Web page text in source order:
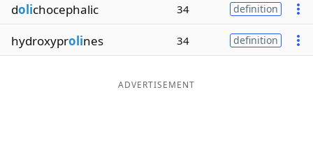
dolichocephalic 34 definition
hydroxyprolines 34 definition
ADVERTISEMENT